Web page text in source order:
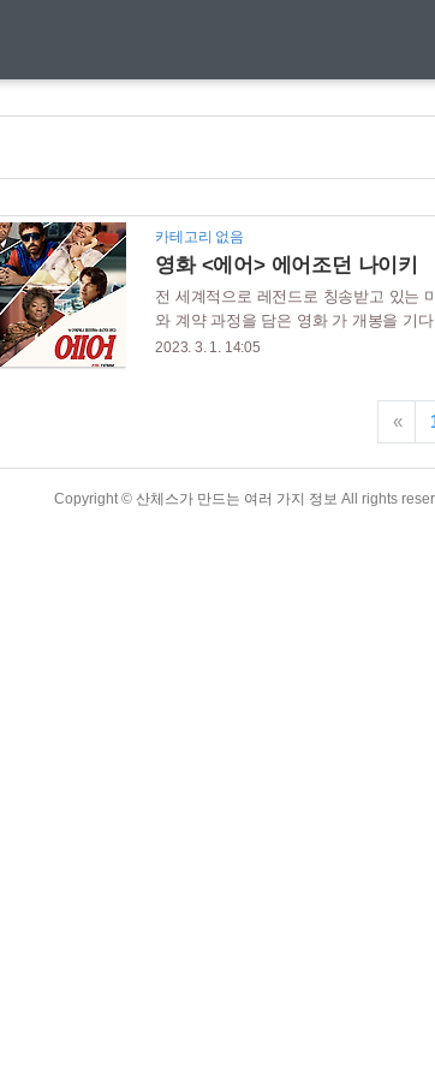
카테고리 없음
영화 <에어> 에어조던 나이키
전 세계적으로 레전드로 칭송받고 있는
와 계약 과정을 담은 영화 가 개봉을 기
기 투합해서 만든 작품이다. 목차 드디어
금증을 자아내게 한다. 간단한 영화정보
데이먼, 벤 에플렉, 제이슨 베이트먼, 마
2023. 3. 1. 14:05
«
Copyright © 산체스가 만드는 여러 가지 정보 All rights